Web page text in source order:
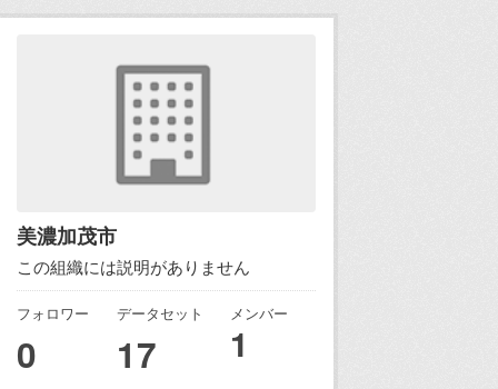
美濃加茂市
この組織には説明がありません
フォロワー
0
データセット
17
メンバー
1